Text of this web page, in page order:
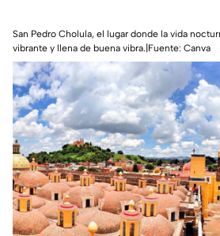
San Pedro Cholula, el lugar donde la vida
vibrante y llena de buena vibra.|Fuente: Canva